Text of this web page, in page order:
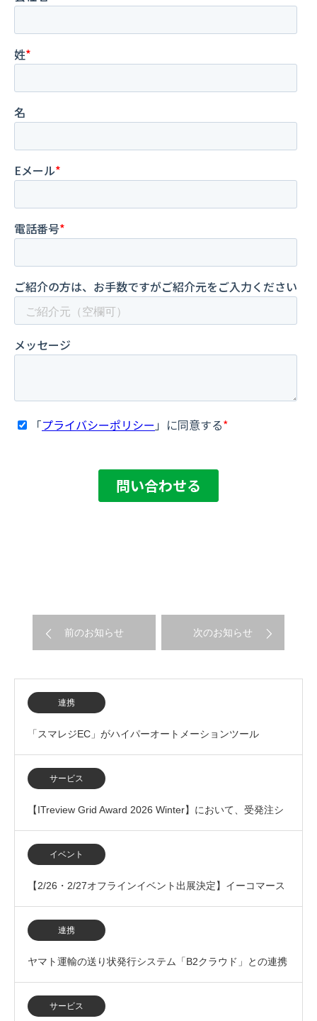
前のお知らせ 次のお知らせ
連携
「スマレジEC」がハイパーオートメーションツール
「Yoom」とのAPI連携開始
サービス
【ITreview Grid Award 2026 Winter】において、受発注シ
ステム（BtoB…
イベント
【2/26・2/27オフラインイベント出展決定】イーコマース
フェア 東京 2026に出展いたします
連携
ヤマト運輸の送り状発行システム「B2クラウド」との連携
を開始サービス